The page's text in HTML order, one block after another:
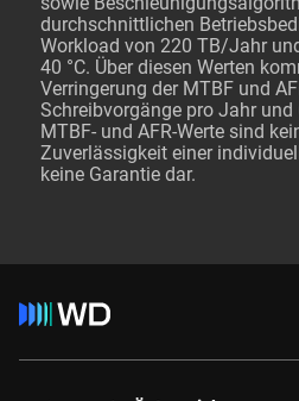
durchschnittlichen
Workload von 220 TB/Jahr
40 °C. Über diesen Werten
Verringerung der MTBF und
Schreibvorgänge pro Jahr und
MTBF- und AFR-Werte sind
Zuverlässigkeit einer
keine Garantie dar.